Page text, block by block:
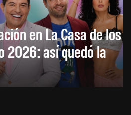
en La Casa de los
2026: así quedó la